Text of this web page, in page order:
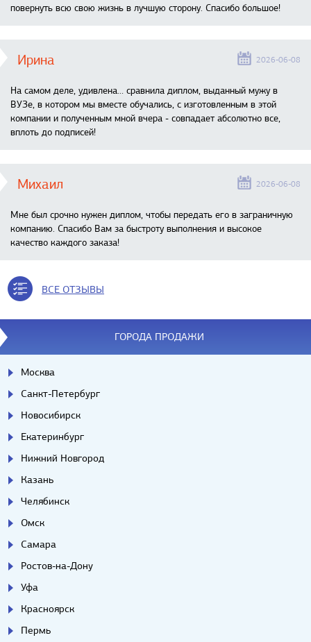
повернуть всю свою жизнь в лучшую сторону. Спасибо большое!
Ирина 2026-06-08
На самом деле, удивлена… сравнила диплом, выданный мужу в
ВУЗе, в котором мы вместе обучались, с изготовленным в этой
компании и полученным мной вчера - совпадает абсолютно все,
вплоть до подписей!
Михаил 2026-06-08
Мне был срочно нужен диплом, чтобы передать его в заграничную
компанию. Спасибо Вам за быстроту выполнения и высокое
качество каждого заказа!
ВСЕ ОТЗЫВЫ
ГОРОДА ПРОДАЖИ
Москва
Санкт-Петербург
Новосибирск
Екатеринбург
Нижний Новгород
Казань
Челябинск
Омск
Самара
Ростов-на-Дону
Уфа
Красноярск
Пермь